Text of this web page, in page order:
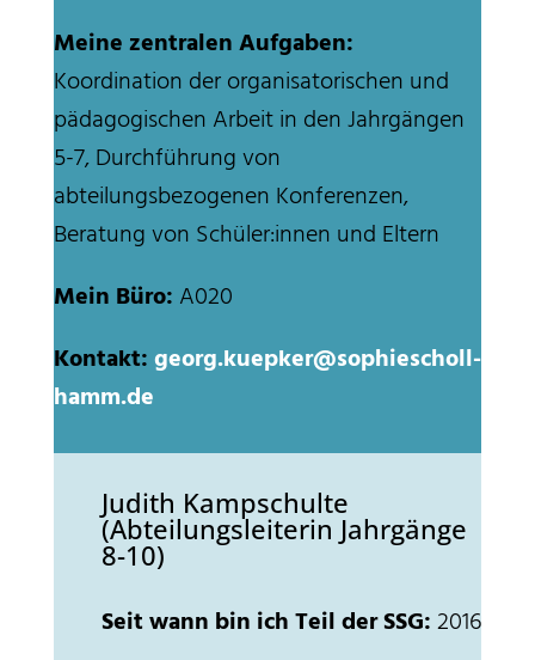
Meine zentralen Aufgaben:
Koordination der organisatorischen und
pädagogischen Arbeit in den Jahrgängen
5-7, Durchführung von
abteilungsbezogenen Konferenzen,
Beratung von Schüler:innen und Eltern
Mein Büro: A020
Kontakt:georg.kuepker@sophiescholl-
hamm.de
Judith Kampschulte
(Abteilungsleiterin Jahrgänge
8-10)
Seit wann bin ich Teil der SSG:2016